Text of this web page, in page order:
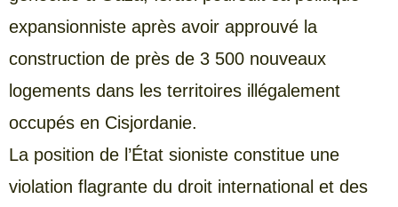
expansionniste après avoir approuvé la
construction de près de 3 500 nouveaux
logements dans les territoires illégalement
occupés en Cisjordanie.
La position de l’État sioniste constitue une
violation flagrante du droit international et des